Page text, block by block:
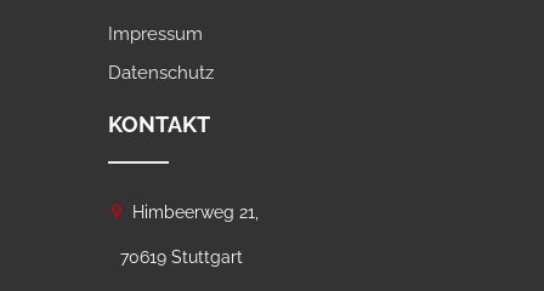
Impressum
Datenschutz
KONTAKT
Himbeerweg 21,
70619 Stuttgart